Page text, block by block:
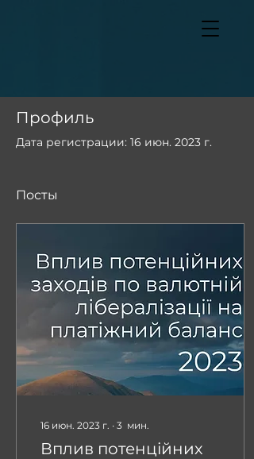
Профиль
Дата регистрации: 16 июн. 2023 г.
Посты
16 июн. 2023 г. ∙ 3 мин.
Вплив потенційних